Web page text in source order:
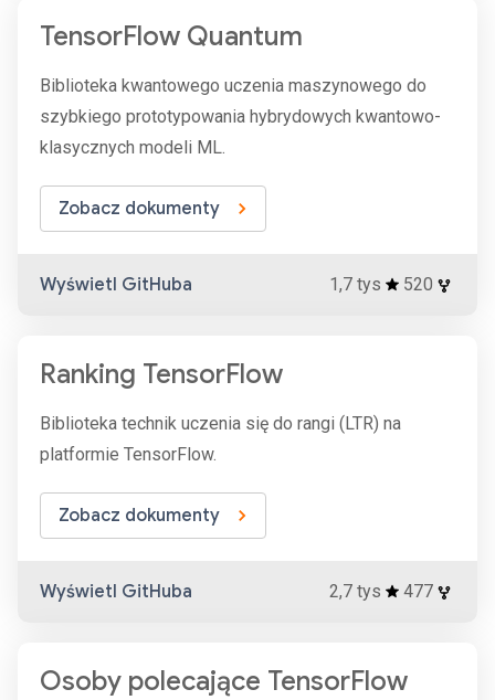
TensorFlow Quantum
Biblioteka kwantowego uczenia maszynowego do
szybkiego prototypowania hybrydowych kwantowo-
klasycznych modeli ML.
Zobacz dokumenty
Wyświetl GitHuba 1,7 tys 520
Ranking TensorFlow
Biblioteka technik uczenia się do rangi (LTR) na
platformie TensorFlow.
Zobacz dokumenty
Wyświetl GitHuba 2,7 tys 477
Osoby polecające TensorFlow